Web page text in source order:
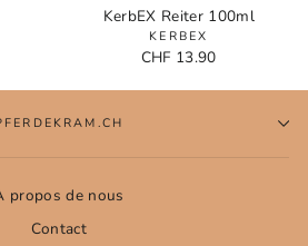
KerbEX Reiter 100ml
KERBEX
CHF 13.90
propos de nous
Contact